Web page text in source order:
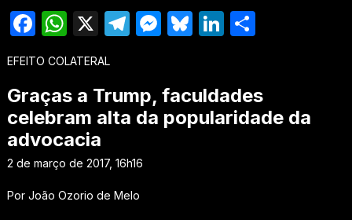
Facebook
WhatsApp
X Telegram
Messenger
Bluesky
LinkedIn
Share
EFEITO COLATERAL
Graças a Trump, faculdades
celebram alta da popularidade da
advocacia
2 de março de 2017, 16h16
Por João Ozorio de Melo